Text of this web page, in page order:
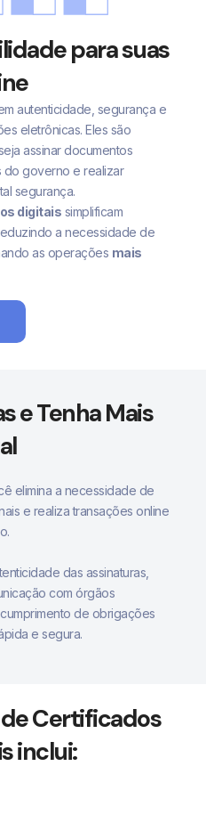
para suas
autenticidade, segurança e
eletrônicas. Eles são
assinar documentos
do governo e realizar
segurança.
digitais simplificam
a necessidade de
as operações mais
e Tenha Mais
elimina a necessidade de
e realiza transações online
das assinaturas,
com órgãos
de obrigações
e segura.
Certificados
inclui: